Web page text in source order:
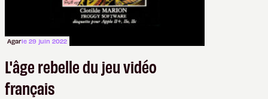
Agarle 29 juin 2022
L'âge rebelle du jeu vidéo
français